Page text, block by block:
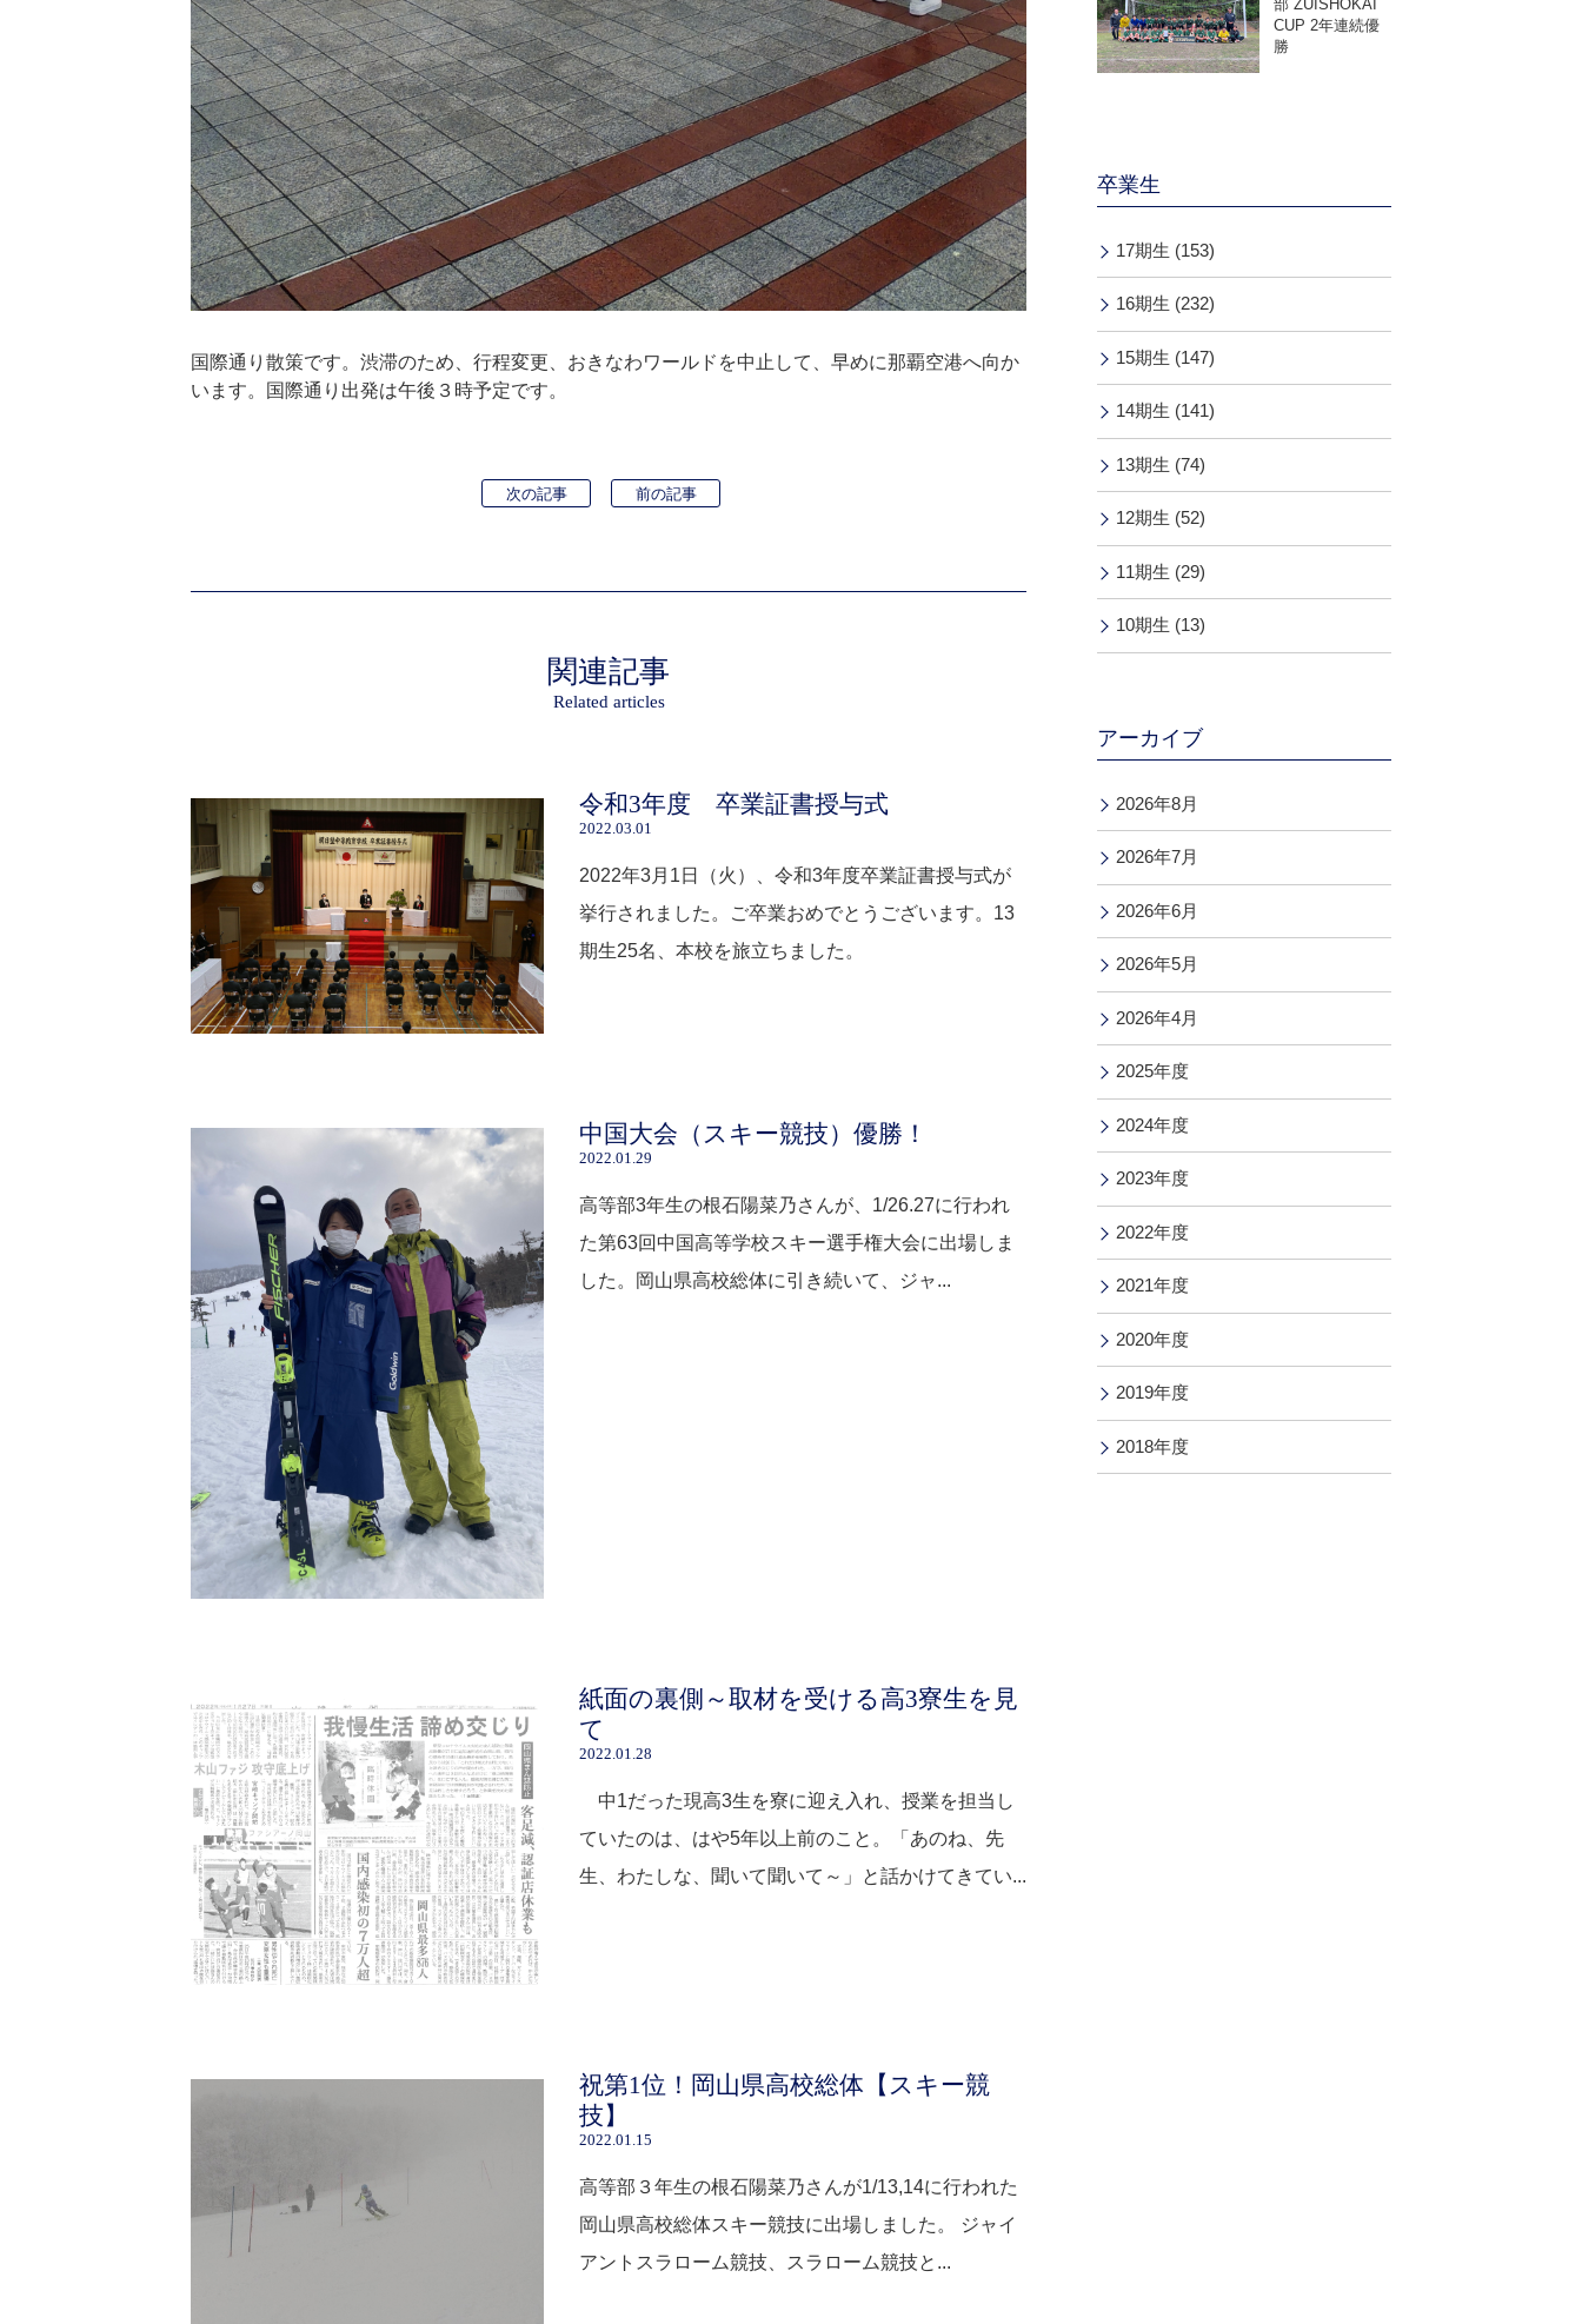
国際通り散策です。渋滞のため、行程変更、おきなわワールドを中止して、早めに那覇空港へ向か
います。国際通り出発は午後３時予定です。
次の記事 前の記事
関連記事
Related articles
令和3年度 卒業証書授与式
2022.03.01
2022年3月1日（火）、令和3年度卒業証書授与式が
挙行されました。ご卒業おめでとうございます。13
期生25名、本校を旅立ちました。
中国大会（スキー競技）優勝！
2022.01.29
高等部3年生の根石陽菜乃さんが、1/26.27に行われ
た第63回中国高等学校スキー選手権大会に出場しま
した。岡山県高校総体に引き続いて、ジャ...
紙面の裏側～取材を受ける高3寮生を見
て
2022.01.28
中1だった現高3生を寮に迎え入れ、授業を担当し
ていたのは、はや5年以上前のこと。「あのね、先
生、わたしな、聞いて聞いて～」と話かけてきてい...
祝第1位！岡山県高校総体【スキー競
技】
2022.01.15
高等部３年生の根石陽菜乃さんが1/13,14に行われた
岡山県高校総体スキー競技に出場しました。 ジャイ
アントスラローム競技、スラローム競技と...
部 ZUISHOKAI
CUP 2年連続優
勝
卒業生
17期生 (153)
16期生 (232)
15期生 (147)
14期生 (141)
13期生 (74)
12期生 (52)
11期生 (29)
10期生 (13)
アーカイブ
2026年8月
2026年7月
2026年6月
2026年5月
2026年4月
2025年度
2024年度
2023年度
2022年度
2021年度
2020年度
2019年度
2018年度